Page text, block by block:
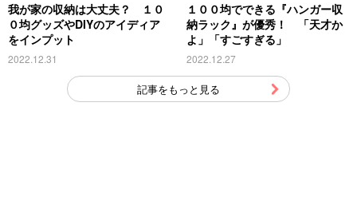
我が家の収納は大丈夫？ １０
０均グッズやDIYのアイディア
をインプット
2022.12.31
１００均でできる『ハンガー収
納ラック』が優秀！ 「天才か
よ」「すごすぎる」
2022.12.27
記事をもっと見る